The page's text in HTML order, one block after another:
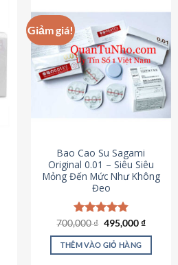
thể
được
chọn
trên
trang
sản
phẩm
Giảm giá!
Bao Cao Su Sagami
Original 0.01 – Siêu Siêu
Mỏng Đến Mức Như Không
Đeo
Được xếp
hạng4.83
5 sao
700,000₫ Giá
là:
700,000 ₫.
495,000₫Giá
tại
THÊM VÀO GIỎ HÀNG